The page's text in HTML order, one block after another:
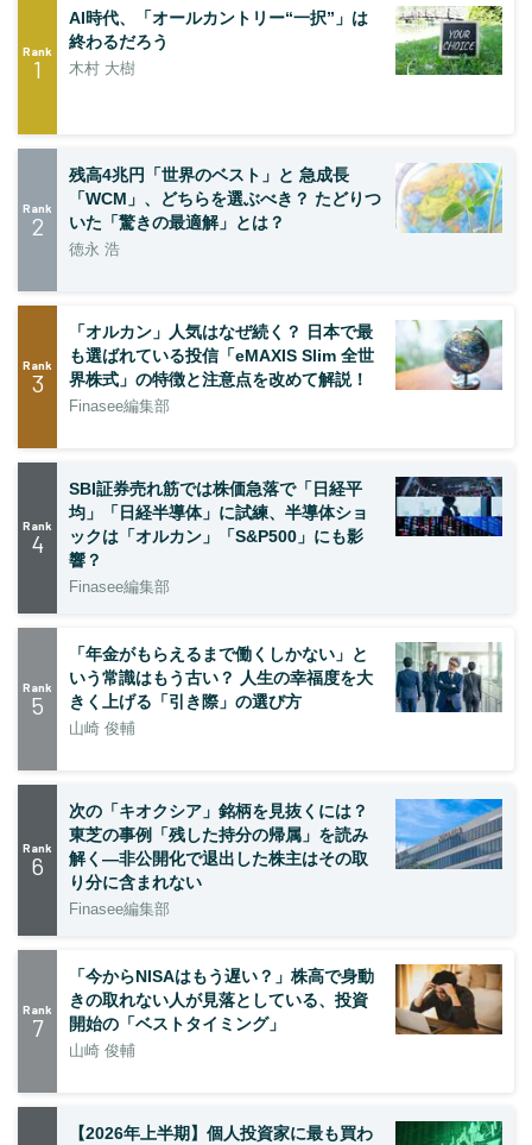
Rank
1
AI時代、「オールカントリー“一択”」は
終わるだろう
木村 大樹
Rank
2
残高4兆円「世界のベスト」と 急成長
「WCM」、どちらを選ぶべき？ たどりつ
いた「驚きの最適解」とは？
徳永 浩
Rank
3
「オルカン」人気はなぜ続く？ 日本で最
も選ばれている投信「eMAXIS Slim 全世
界株式」の特徴と注意点を改めて解説！
Finasee編集部
Rank
4
SBI証券売れ筋では株価急落で「日経平
均」「日経半導体」に試練、半導体ショ
ックは「オルカン」「S&P500」にも影
響？
Finasee編集部
Rank
5
「年金がもらえるまで働くしかない」と
いう常識はもう古い？ 人生の幸福度を大
きく上げる「引き際」の選び方
山崎 俊輔
Rank
6
次の「キオクシア」銘柄を見抜くには？
東芝の事例「残した持分の帰属」を読み
解く—非公開化で退出した株主はその取
り分に含まれない
Finasee編集部
Rank
7
「今からNISAはもう遅い？」株高で身動
きの取れない人が見落としている、投資
開始の「ベストタイミング」
山崎 俊輔
【2026年上半期】個人投資家に最も買わ